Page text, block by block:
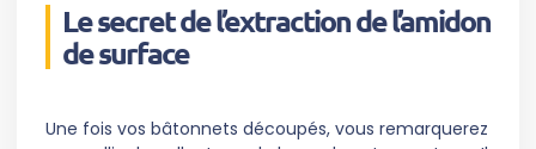
Le secret de l’extraction de l’amidon
de surface
Une fois vos bâtonnets découpés, vous remarquerez